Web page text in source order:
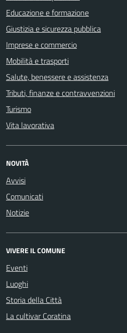
Educazione e formazione
Giustizia e sicurezza pubblica
Imprese e commercio
Mobilità e trasporti
Salute, benessere e assistenza
Tributi, finanze e contravvenzioni
Turismo
Vita lavorativa
NOVITÀ
Avvisi
Comunicati
Notizie
VIVERE IL COMUNE
Eventi
Luoghi
Storia della Città
La cultivar Coratina